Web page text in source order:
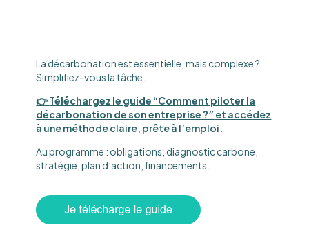
La décarbonation est essentielle, mais complexe ?
Simplifiez-vous la tâche.
👉Téléchargez le guide “Comment piloter la
décarbonation de son entreprise ?” et accédez
à une méthode claire, prête à l’emploi.
Au programme : obligations, diagnostic carbone,
stratégie, plan d’action, financements.